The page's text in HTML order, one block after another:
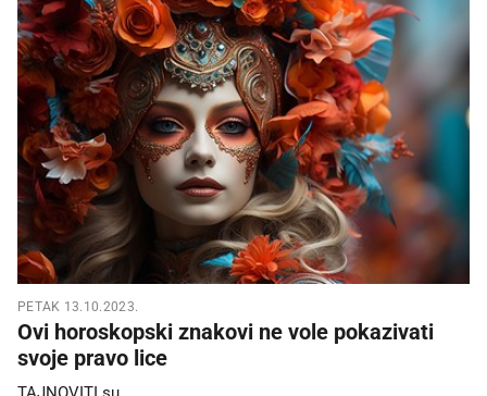
PETAK 13.10.2023.
Ovi horoskopski znakovi ne vole pokazivati
svoje pravo lice